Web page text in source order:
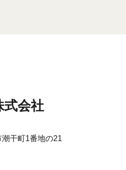
式会社
干町1番地の21